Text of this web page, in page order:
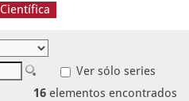
Ver sólo series
16 elementos encontrados